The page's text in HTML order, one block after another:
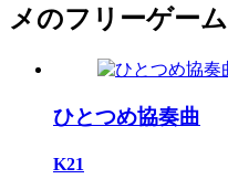
メのフリーゲーム
ひとつめ協奏曲
K21